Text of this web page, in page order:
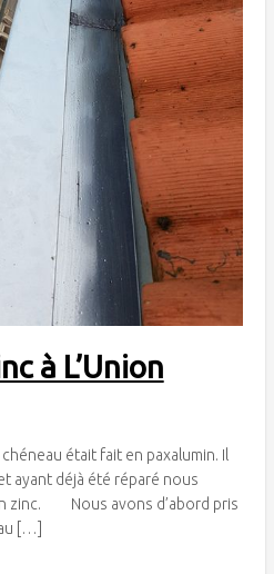
à L’Union
était fait en paxalumin. Il
ayant déjà été réparé nous
zinc. Nous avons d’abord pris
[…]